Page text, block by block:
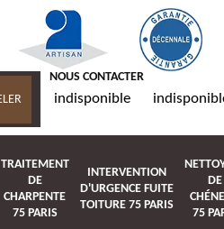
NOUS CONTACTER
indisponible
TRAITEMENT
DE
CHARPENTE
75 PARIS
INTERVENTION
D'URGENCE FUITE
TOITURE 75 PARIS
DE
75